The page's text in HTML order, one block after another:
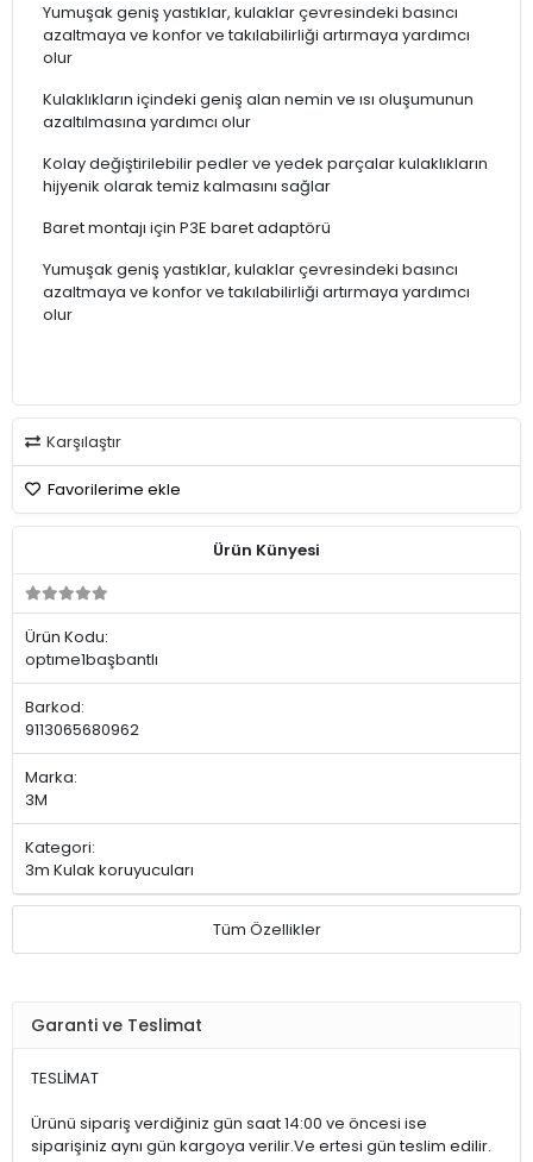
Yumuşak geniş yastıklar, kulaklar çevresindeki basıncı
azaltmaya ve konfor ve takılabilirliği artırmaya yardımcı
olur
Kulaklıkların içindeki geniş alan nemin ve ısı oluşumunun
azaltılmasına yardımcı olur
Kolay değiştirilebilir pedler ve yedek parçalar kulaklıkların
hijyenik olarak temiz kalmasını sağlar
Baret montajı için P3E baret adaptörü
Yumuşak geniş yastıklar, kulaklar çevresindeki basıncı
azaltmaya ve konfor ve takılabilirliği artırmaya yardımcı
olur
Karşılaştır
Favorilerime ekle
Ürün Künyesi
Ürün Kodu:
optıme1başbantlı
Barkod:
9113065680962
Marka:
3M
Kategori:
3m Kulak koruyucuları
Tüm Özellikler
Garanti ve Teslimat
TESLİMAT
Ürünü sipariş verdiğiniz gün saat 14:00 ve öncesi ise
siparişiniz aynı gün kargoya verilir.Ve ertesi gün teslim edilir.